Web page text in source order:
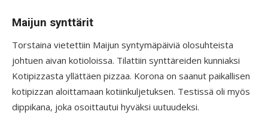
Maijun synttärit
Torstaina vietettiin Maijun syntymäpäiviä olosuhteista
johtuen aivan kotioloissa. Tilattiin synttäreiden kunniaksi
Kotipizzasta yllättäen pizzaa. Korona on saanut paikallisen
kotipizzan aloittamaan kotiinkuljetuksen. Testissä oli myös
dippikana, joka osoittautui hyväksi uutuudeksi.